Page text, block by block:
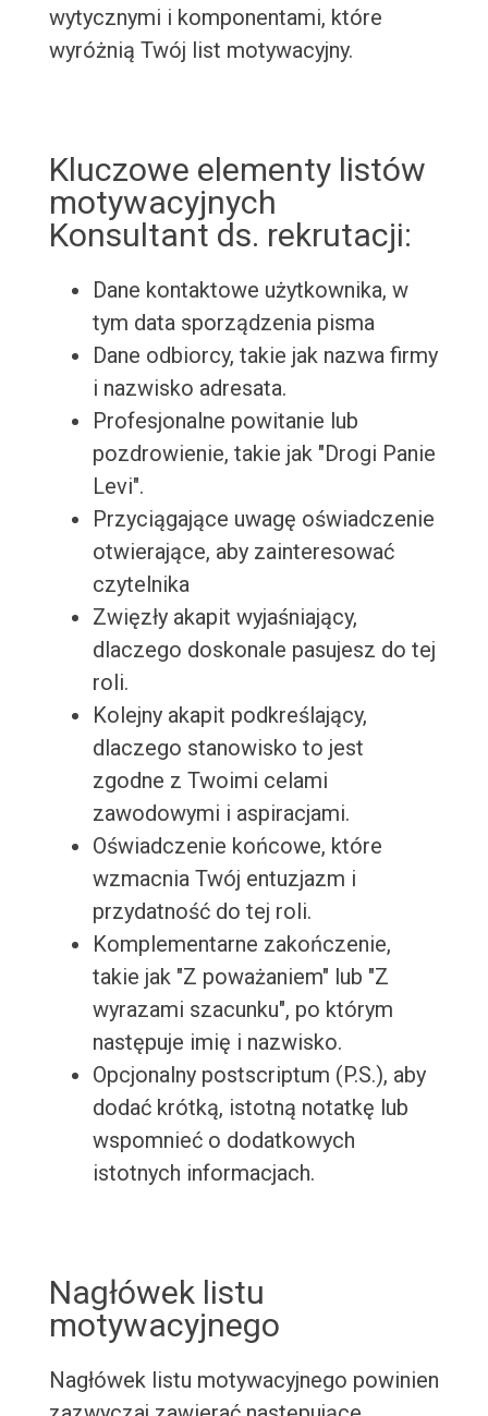
wytycznymi i komponentami, które
wyróżnią Twój list motywacyjny.
Kluczowe elementy listów
motywacyjnych
Konsultant ds. rekrutacji:
Dane kontaktowe użytkownika, w
tym data sporządzenia pisma
Dane odbiorcy, takie jak nazwa firmy
i nazwisko adresata.
Profesjonalne powitanie lub
pozdrowienie, takie jak "Drogi Panie
Levi".
Przyciągające uwagę oświadczenie
otwierające, aby zainteresować
czytelnika
Zwięzły akapit wyjaśniający,
dlaczego doskonale pasujesz do tej
roli.
Kolejny akapit podkreślający,
dlaczego stanowisko to jest
zgodne z Twoimi celami
zawodowymi i aspiracjami.
Oświadczenie końcowe, które
wzmacnia Twój entuzjazm i
przydatność do tej roli.
Komplementarne zakończenie,
takie jak "Z poważaniem" lub "Z
wyrazami szacunku", po którym
następuje imię i nazwisko.
Opcjonalny postscriptum (P.S.), aby
dodać krótką, istotną notatkę lub
wspomnieć o dodatkowych
istotnych informacjach.
Nagłówek listu
motywacyjnego
Nagłówek listu motywacyjnego powinien